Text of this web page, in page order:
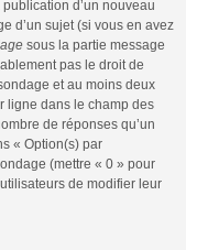
d’un nouveau
d’un sujet (si vous en avez
sous la partie message
pas le droit de
et au moins deux
ligne dans le champ des
de réponses qu’un
« Option(s) par
(mettre « 0 » pour
de modifier leur